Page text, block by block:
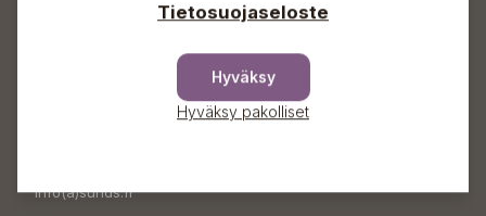
info(a)sunds.fi
Tietosuojaseloste
Hyväksy
Hyväksy pakolliset